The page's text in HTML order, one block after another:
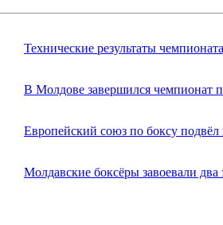
Технические результаты
В Молдове завершился чемпионат
Европейский союз по боксу подвёл
Молдавские боксёры завоевали два